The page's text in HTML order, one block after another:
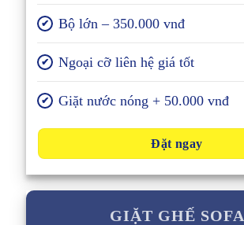
✔ Bộ lớn – 350.000 vnđ
✔ Ngoại cỡ liên hệ giá tốt
✔ Giặt nước nóng + 50.000 vnđ
Đặt ngay
GIẶT GHẾ SOFA